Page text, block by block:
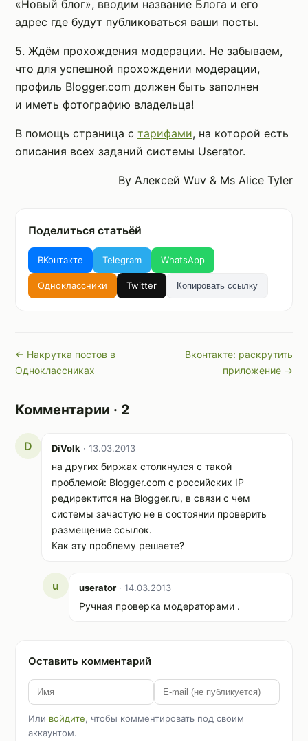
«Новый блог», вводим название Блога и его
адрес где будут публиковаться ваши посты.
5. Ждём прохождения модерации. Не забываем,
что для успешной прохождении модерации,
профиль Blogger.com должен быть заполнен
и иметь фотографию владельца!
В помощь страница с тарифами, на которой есть
описания всех заданий системы Userator.
By Алексей Wuv & Ms Alice Tyler
Поделиться статьёй
ВКонтакте Telegram WhatsApp
Одноклассники Twitter Копировать ссылку
← Накрутка постов в
Одноклассниках
Вконтакте: раскрутить
приложение →
Комментарии · 2
D DiVolk · 13.03.2013
на других биржах столкнулся с такой
проблемой: Blogger.com с российских IP
редиректится на Blogger.ru, в связи с чем
системы зачастую не в состоянии проверить
размещение ссылок.
Как эту проблему решаете?
u userator · 14.03.2013
Ручная проверка модераторами .
Оставить комментарий
Или войдите, чтобы комментировать под своим
аккаунтом.